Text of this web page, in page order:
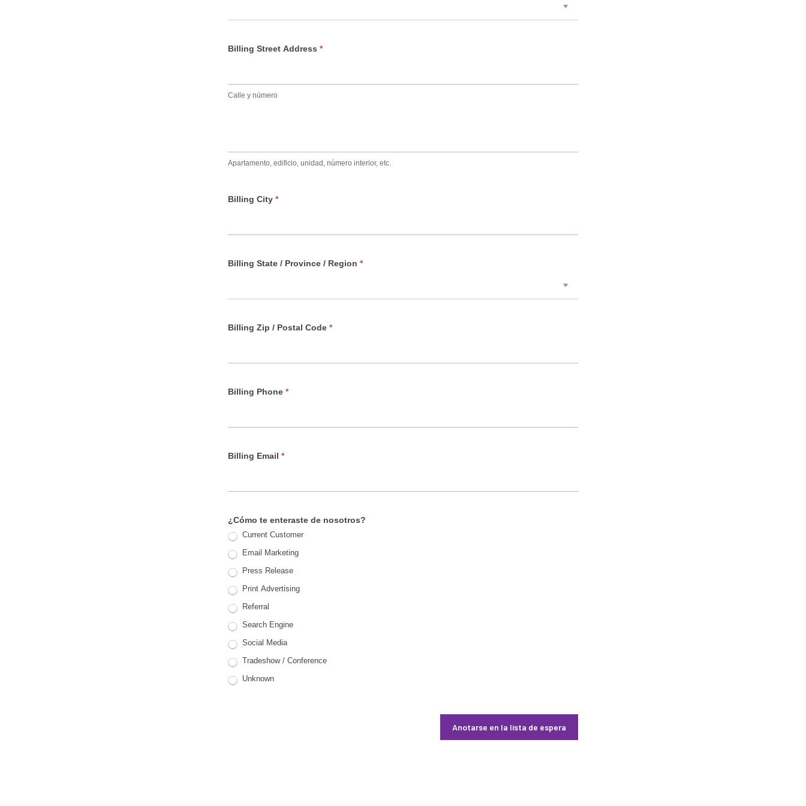
Billing Street Address *
Calle y número
Apartamento, edificio, unidad, número interior, etc.
Billing City *
Billing State / Province / Region *
Billing Zip / Postal Code *
Billing Phone *
Billing Email *
¿Cómo te enteraste de nosotros?
Current Customer
Email Marketing
Press Release
Print Advertising
Referral
Search Engine
Social Media
Tradeshow / Conference
Unknown
Anotarse en la lista de espera